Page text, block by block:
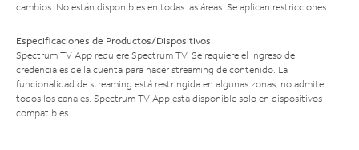
cambios. No están disponibles en todas las áreas. Se aplican restricciones.
Especificaciones de Productos/Dispositivos
Spectrum TV App requiere Spectrum TV. Se requiere el ingreso de
credenciales de la cuenta para hacer streaming de contenido. La
funcionalidad de streaming está restringida en algunas zonas; no admite
todos los canales. Spectrum TV App está disponible solo en dispositivos
compatibles.